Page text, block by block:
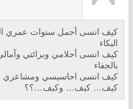
كيف انسى أجمل سنوات عمري
البكاء
كيف انسى أحلامي وبرائتي
بالجفاء
كيف انسى احاسيسي ومشاعري
كيف… كيف… وكيف…؟؟